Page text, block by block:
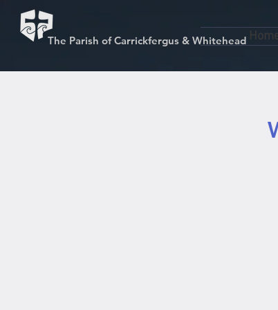
The Parish of Carrickfergus & Whitehead